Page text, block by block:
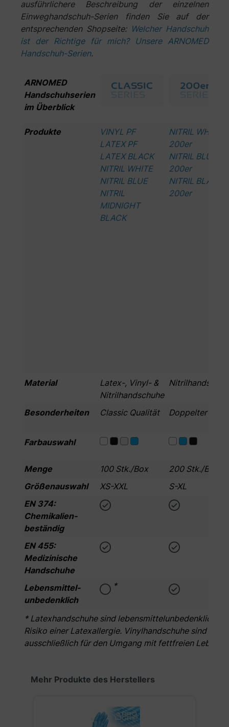
ausführlichere Beschreibung der einzelnen
Einweghandschuh-Serien finden Sie auf der
entsprechenden Shopseite: Welcher Handschuh
ist der Richtige für mich? Unsere ARNOMED
Handschuh-Serien.
ARNOMED
Handschuhserien
im Überblick
Produkte
VINYL PF
LATEX PF
LATEX BLACK
NITRIL WHITE
NITRIL BLUE
NITRIL
MIDNIGHT
BLACK
NITRIL WHITE
200er
NITRIL BLUE
200er
NITRIL BLACK
200er
Material
Latex-, Vinyl- &
Nitrilhandschuhe
Besonderheiten Classic Qualität Doppelter
Farbauswahl
Menge 100 Stk./Box
200 Stk./Box
Größenauswahl
XS-XXL
S-XL
EN 374:
Chemikalien­
beständig
EN 455:
Medizinische
Handschuhe
Lebensmittel­
unbedenklich
*
* Latexhandschuhe sind lebensmittelunbedenklich.
Risiko einer Latexallergie. Vinylhandschuhe sind
ausschließlich für den Umgang mit fettfreien
Produktgalerie überspringen
Mehr Produkte des Herstellers